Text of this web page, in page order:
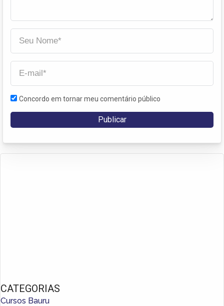
Concordo em tornar meu comentário público
CATEGORIAS
Cursos Bauru